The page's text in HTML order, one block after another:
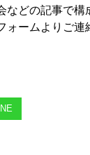
どの記事で構
ームよりご連